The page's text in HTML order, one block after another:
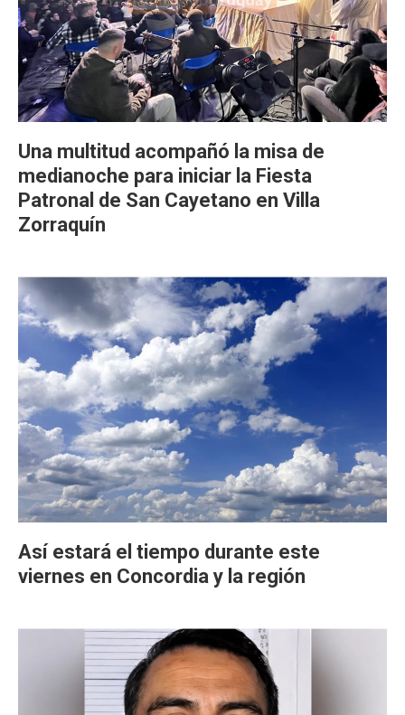
Una multitud acompañó la misa de
medianoche para iniciar la Fiesta
Patronal de San Cayetano en Villa
Zorraquín
Así estará el tiempo durante este
viernes en Concordia y la región